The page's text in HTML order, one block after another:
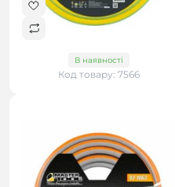
В наявності
Код товару: 7566